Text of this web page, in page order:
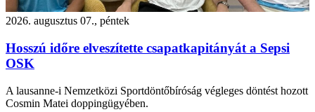
2026. augusztus 07., péntek
Hosszú időre elveszítette csapatkapitányát a Sepsi
OSK
A lausanne-i Nemzetközi Sportdöntőbíróság végleges döntést hozott
Cosmin Matei doppingügyében.